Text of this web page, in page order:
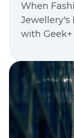
When
Jewellery's
with Geek+